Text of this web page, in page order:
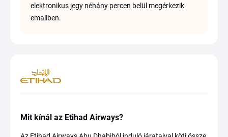
elektronikus jegy néhány percen belül megérkezik
emailben.
Mit kínál az Etihad Airways?